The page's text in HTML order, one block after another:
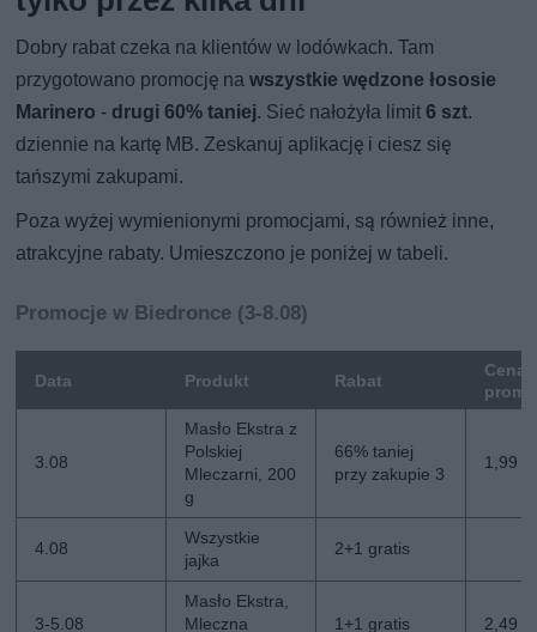
Dobry rabat czeka na klientów w lodówkach. Tam
przygotowano promocję nawszystkie wędzone łososie
Marinero - drugi 60% taniej. Sieć nałożyła limit6 szt.
dziennie na kartę MB. Zeskanuj aplikację i ciesz się
tańszymi zakupami.
Poza wyżej wymienionymi promocjami, są również inne,
atrakcyjne rabaty. Umieszczono je poniżej w tabeli.
Promocje w Biedronce (3-8.08)
Data Produkt Rabat
Cena
3.08
Masło Ekstra z
Polskiej
Mleczarni, 200
g
66% taniej
przy zakupie 3
1,99
4.08
Wszystkie
jajka
2+1 gratis
3-5.08
Masło Ekstra,
Mleczna
1+1 gratis 2,49